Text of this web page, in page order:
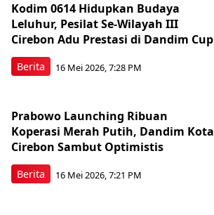
Berita
Kodim 0614 Hidupkan Budaya
Leluhur, Pesilat Se-Wilayah III
Cirebon Adu Prestasi di Dandim Cup
16 Mei 2026, 7:28 PM
Berita
Prabowo Launching Ribuan
Koperasi Merah Putih, Dandim Kota
Cirebon Sambut Optimistis
16 Mei 2026, 7:21 PM